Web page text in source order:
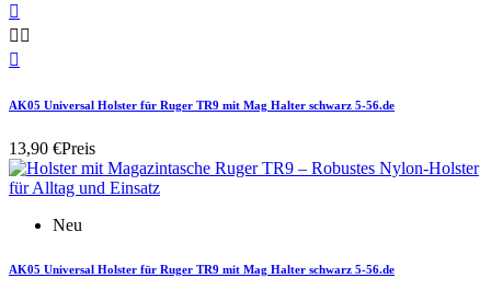

 

AK05 Universal Holster für Ruger TR9 mit Mag Halter schwarz 5-56.de
13,90 €Preis
Neu
AK05 Universal Holster für Ruger TR9 mit Mag Halter schwarz 5-56.de